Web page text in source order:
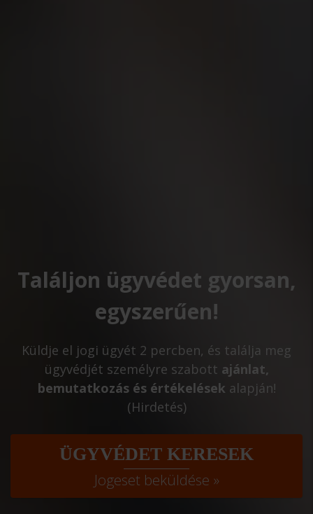
Találjon ügyvédet gyorsan,
egyszerűen!
Küldje el jogi ügyét 2 percben, és találja meg
ügyvédjét személyre szabott ajánlat,
bemutatkozás és értékelések alapján!
(Hirdetés)
ÜGYVÉDET KERESEK
Jogeset beküldése »